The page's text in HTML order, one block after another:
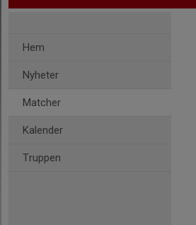
Hem
Nyheter
Matcher
Kalender
Truppen